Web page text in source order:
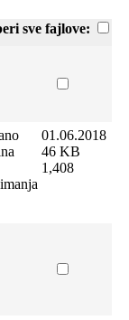
sve fajlove:
01.06.2018
46 KB
1,408